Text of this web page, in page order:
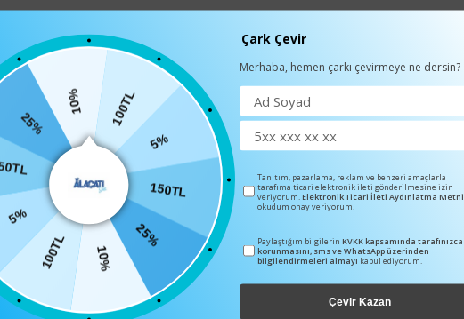
BENZER ÜRÜNLER
10% 100TL
150TL
25%
10%
100TL
5%
150TL
25%
Çark Çevir
Merhaba, hemen çarkı çevirmeye ne dersin?
Tanıtım, pazarlama, reklam ve benzeri amaçlarla
tarafıma ticari elektronik ileti gönderilmesine izin
veriyorum. Elektronik Ticari İleti Aydınlatma Metni
okudum onay veriyorum.
Paylaştığım bilgilerin KVKK kapsamında tarafınızca
korunmasını, sms ve WhatsApp üzerinden
bilgilendirmeleri almayı kabul ediyorum.
Çevir Kazan